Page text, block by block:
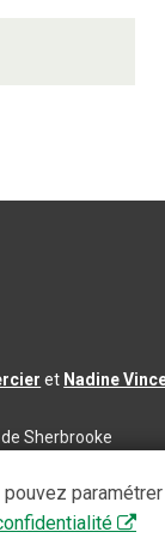
et Nadine
Sherbrooke